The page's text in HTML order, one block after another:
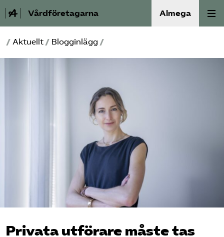
Vårdföretagarna Almega
Välfärdskriminalitet
Kontakt
Pressrum
/ Aktuellt / Blogginlägg /
Privata utförare måste tas